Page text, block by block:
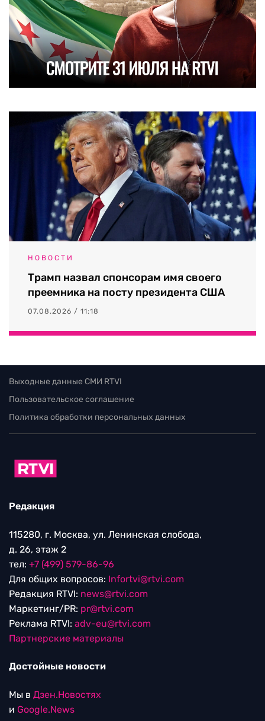
НОВОСТИ
Трамп назвал спонсорам имя своего
преемника на посту президента США
07.08.2026 / 11:18
Выходные данные СМИ RTVI
Пользовательское соглашение
Политика обработки персональных данных
Редакция
115280, г. Москва, ул. Ленинская слобода,
д. 26, этаж 2
тел: +7 (499) 579-86-96
Для общих вопросов: Infortvi@rtvi.com
Редакция RTVI: news@rtvi.com
Маркетинг/PR: pr@rtvi.com
Реклама RTVI: adv-eu@rtvi.com
Партнерские материалы
Достойные новости
Мы в Дзен.Новостях
и Google.News